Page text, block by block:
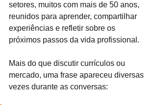
setores, muitos com mais de 50 anos,
reunidos para aprender, compartilhar
experiências e refletir sobre os
próximos passos da vida profissional.
Mais do que discutir currículos ou
mercado, uma frase apareceu diversas
vezes durante as conversas: